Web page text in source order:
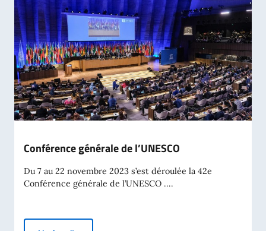
Conférence générale de l’UNESCO
Du 7 au 22 novembre 2023 s’est déroulée la 42e
Conférence générale de l’UNESCO ....